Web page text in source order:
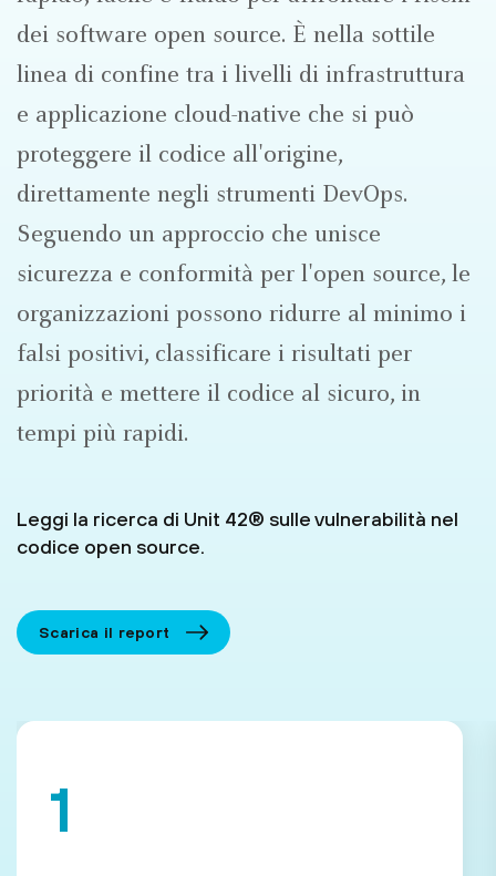
dei software open source. È nella sottile
linea di confine tra i livelli di infrastruttura
e applicazione cloud-native che si può
proteggere il codice all'origine,
direttamente negli strumenti DevOps.
Seguendo un approccio che unisce
sicurezza e conformità per l'open source, le
organizzazioni possono ridurre al minimo i
falsi positivi, classificare i risultati per
priorità e mettere il codice al sicuro, in
tempi più rapidi.
Leggi la ricerca di Unit 42® sulle vulnerabilità nel
codice open source.
Scarica il report
1